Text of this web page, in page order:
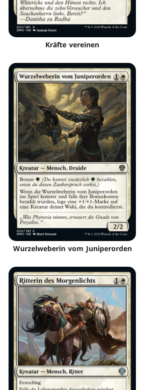
Kräfte vereinen
Wurzelweberin vom Juniperorden